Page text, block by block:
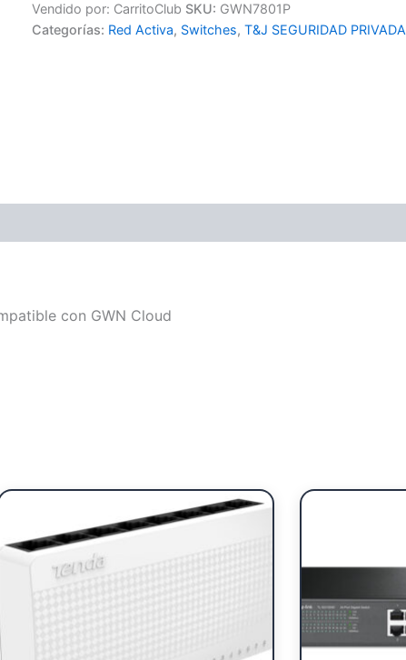
Vendido por: CarritoClub SKU: GWN7801P
Categorías: Red Activa, Switches,T&J SEGURIDAD PRIVADA
con GWN Cloud